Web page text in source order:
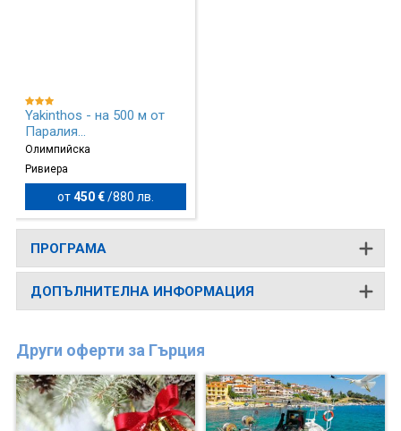
Yakinthos - на 500 м от
Паралия...
Олимпийска
Ривиера
от450 € /880 лв.
ПРОГРАМА
ДОПЪЛНИТЕЛНА ИНФОРМАЦИЯ
Други оферти за Гърция